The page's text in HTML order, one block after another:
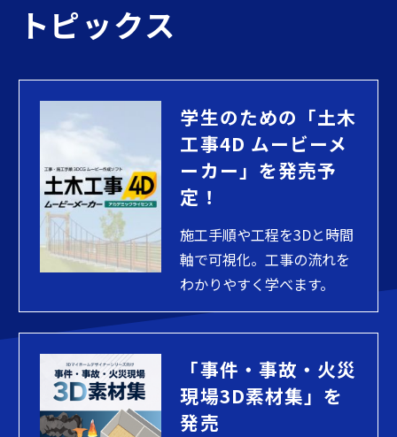
トピックス
学生のための「土木
工事4D ムービーメ
ーカー」を発売予
定！
施工手順や工程を3Dと時間
軸で可視化。工事の流れを
わかりやすく学べます。
「事件・事故・火災
現場3D素材集」を
発売